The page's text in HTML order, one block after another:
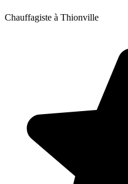
Chauffagiste à Thionville